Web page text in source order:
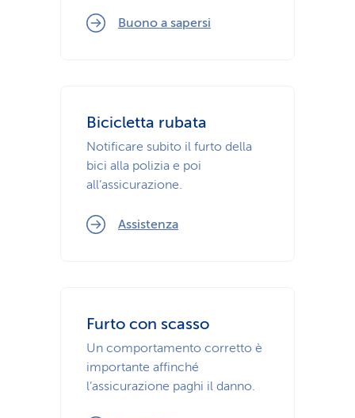
Buono a sapersi
Bicicletta rubata
Notificare subito il furto della
bici alla polizia e poi
all’assicurazione.
Assistenza
Furto con scasso
Un comportamento corretto è
importante affinché
l’assicurazione paghi il danno.